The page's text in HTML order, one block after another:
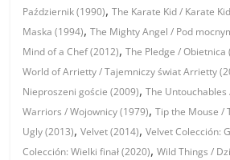
Październik (1990),The Karate Kid / Karate
Maska (1994),The Mighty Angel / Pod
Mind of a Chef (2012),The Pledge / Obietnica
World of Arrietty / Tajemniczy świat Arrietty
Nieproszeni goście (2009),The
Warriors / Wojownicy (1979),Tip the Mouse /
Ugly (2013),Velvet (2014),Velvet Colección:
Colección: Wielki finał (2020),Wild Things /